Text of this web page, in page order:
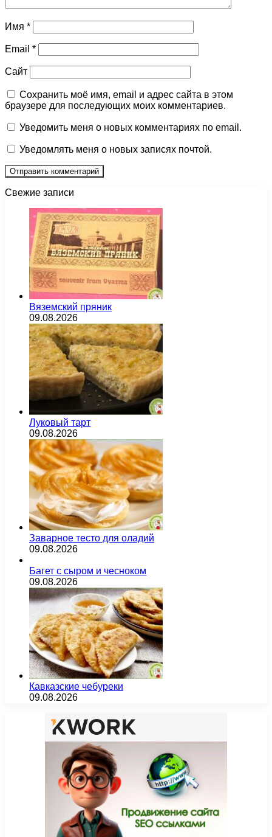
Имя *
Email *
Сайт
Сохранить моё имя, email и адрес сайта в этом
браузере для последующих моих комментариев.
Уведомить меня о новых комментариях по email.
Уведомлять меня о новых записях почтой.
Свежие записи
Вяземский пряник
09.08.2026
Луковый тарт
09.08.2026
Заварное тесто для оладий
09.08.2026
Багет с сыром и чесноком
09.08.2026
Кавказские чебуреки
09.08.2026